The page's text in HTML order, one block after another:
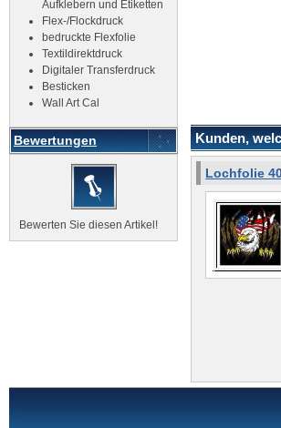
Aufklebern und Etiketten
Flex-/Flockdruck
bedruckte Flexfolie
Textildirektdruck
Digitaler Transferdruck
Besticken
Wall Art Cal
Bewertungen
Bewerten Sie diesen Artikel!
Kunden,
Lochfolie